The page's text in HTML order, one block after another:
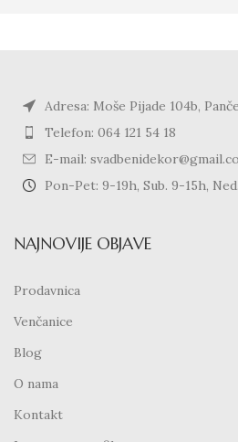
Adresa: Moše Pijade 104b,
Telefon: 064 121 54 18
E-mail:
Pon-Pet: 9-19h, Sub. 9-15h,
NAJNOVIJE OBJAVE
Prodavnica
Venčanice
Blog
O nama
Kontakt